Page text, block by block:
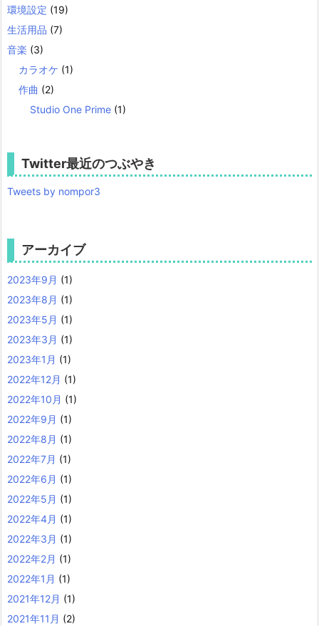
環境設定 (19)
生活用品 (7)
音楽 (3)
カラオケ (1)
作曲 (2)
Studio One Prime (1)
Twitter最近のつぶやき
Tweets by nompor3
アーカイブ
2023年9月 (1)
2023年8月 (1)
2023年5月 (1)
2023年3月 (1)
2023年1月 (1)
2022年12月 (1)
2022年10月 (1)
2022年9月 (1)
2022年8月 (1)
2022年7月 (1)
2022年6月 (1)
2022年5月 (1)
2022年4月 (1)
2022年3月 (1)
2022年2月 (1)
2022年1月 (1)
2021年12月 (1)
2021年11月 (2)